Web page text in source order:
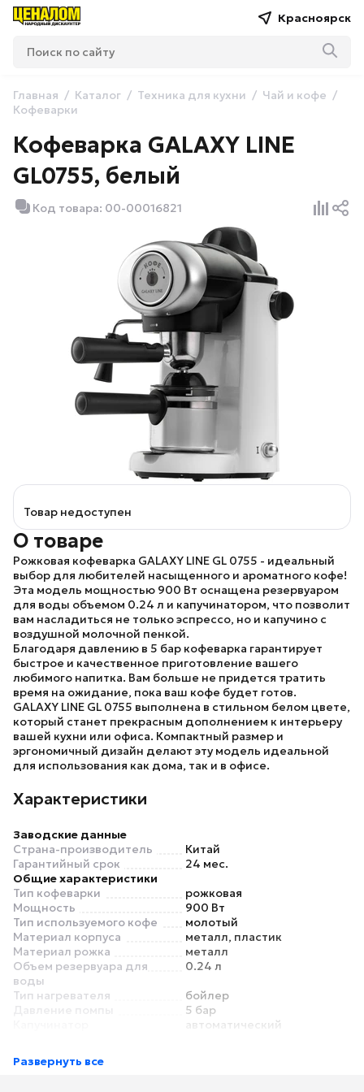
Красноярск
Главная Каталог Техника для кухни
Чай и кофе
Кофеварки
Кофеварка GALAXY LINE
GL0755, белый
Код товара: 00-00016821
Товар недоступен
О товаре
Рожковая кофеварка GALAXY LINE GL 0755 - идеальный
выбор для любителей насыщенного и ароматного кофе!
Эта модель мощностью 900 Вт оснащена резервуаром
для воды объемом 0.24 л и капучинатором, что позволит
вам насладиться не только эспрессо, но и капучино с
воздушной молочной пенкой.
Благодаря давлению в 5 бар кофеварка гарантирует
быстрое и качественное приготовление вашего
любимого напитка. Вам больше не придется тратить
время на ожидание, пока ваш кофе будет готов.
GALAXY LINE GL 0755 выполнена в стильном белом цвете,
который станет прекрасным дополнением к интерьеру
вашей кухни или офиса. Компактный размер и
эргономичный дизайн делают эту модель идеальной
для использования как дома, так и в офисе.
Характеристики
Заводские данные
Страна-производитель
Китай
Гарантийный срок
24 мес.
Общие характеристики
Тип кофеварки
рожковая
Мощность
900 Вт
Тип используемого кофе
молотый
Материал корпуса
металл, пластик
Материал рожка
металл
Объем резервуара для
воды
0.24 л
Тип нагревателя
бойлер
Давление помпы
5 бар
автоматический
Фильтр в комплекте
Развернуть все